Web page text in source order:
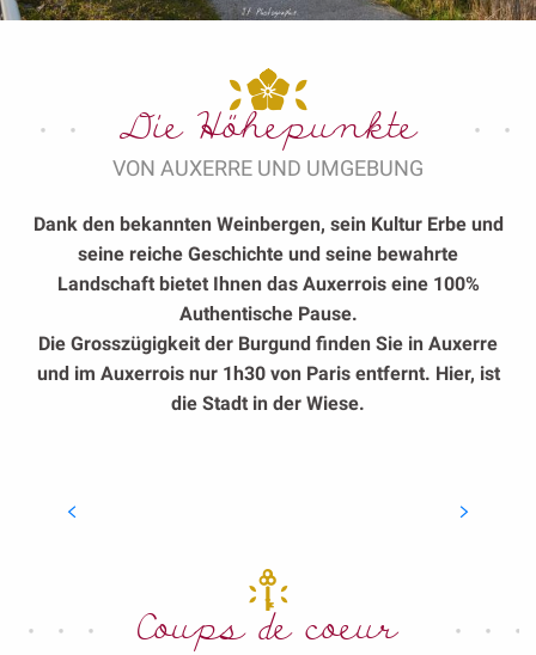
Die Höhepunkte
VON AUXERRE UND UMGEBUNG
Dank den bekannten Weinbergen, sein Kultur Erbe und
seine reiche Geschichte und seine bewahrte
Landschaft bietet Ihnen das Auxerrois eine 100%
Authentische Pause.
Die Grosszügigkeit der Burgund finden Sie in Auxerre
und im Auxerrois nur 1h30 von Paris entfernt. Hier, ist
die Stadt in der Wiese.
Coups de coeur